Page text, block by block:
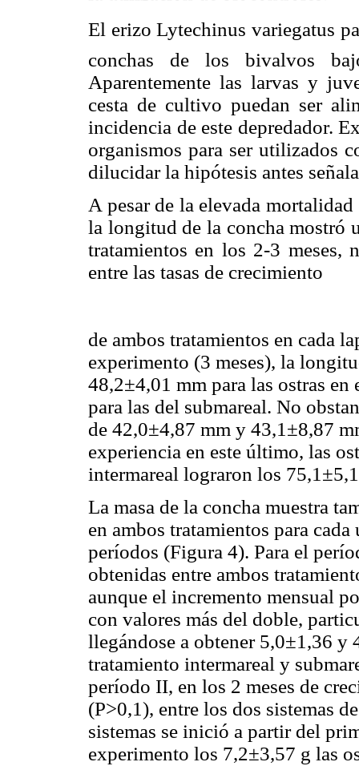
El erizo Lytechinus variegatus
conchas de los bivalvos
Aparentemente las larvas y
cesta de cultivo puedan ser
incidencia de este depredador.
organismos para ser utilizados
dilucidar la hipótesis antes
A pesar de la elevada
la longitud de la concha mostró
tratamientos en los 2-3 meses,
entre las tasas de crecimiento
de ambos tratamientos en cada
experimento (3 meses), la
48,2±4,01 mm para las ostras
para las del submareal. No
de 42,0±4,87 mm y 43,1±8,87
experiencia en este último, las
intermareal lograron los
La masa de la concha muestra
en ambos tratamientos para
períodos (Figura 4). Para el
obtenidas entre ambos
aunque el incremento mensual
con valores más del doble,
llegándose a obtener 5,0±1,36 y
tratamiento intermareal y
período II, en los 2 meses de
(P>0,1), entre los dos sistemas
sistemas se inició a partir del
experimento los 7,2±3,57 g las